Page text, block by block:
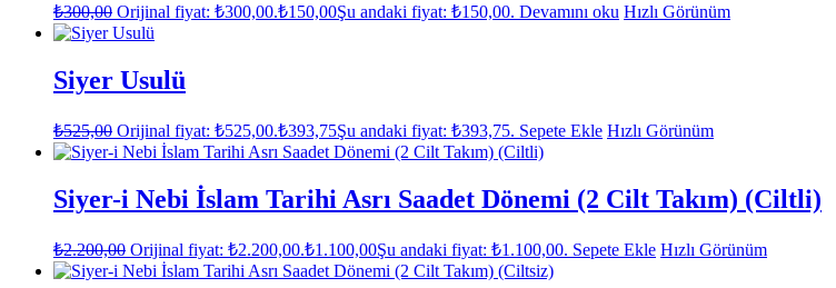
₺300,00 Orijinal fiyat: ₺300,00.₺150,00Şu andaki fiyat: ₺150,00. Devamını oku Hızlı Görünüm
Siyer Usulü
₺525,00 Orijinal fiyat: ₺525,00.₺393,75Şu andaki fiyat: ₺393,75. Sepete Ekle Hızlı Görünüm
Siyer-i Nebi İslam Tarihi Asrı Saadet Dönemi (2 Cilt Takım) (Ciltli)
₺2.200,00 Orijinal fiyat: ₺2.200,00.₺1.100,00Şu andaki fiyat: ₺1.100,00. Sepete Ekle Hızlı Görünüm